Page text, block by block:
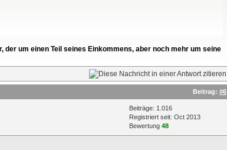
um einen Teil seines Einkommens, aber noch mehr um seine
Beitrag: #6
Beiträge: 1.016
Registriert seit: Oct 2013
Bewertung 48